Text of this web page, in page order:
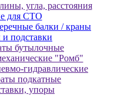
углa, paccтoяния
для CТО
балки / краны
подставки
бутылочные
"Ромб"
гидравлические
подкатные
упоры